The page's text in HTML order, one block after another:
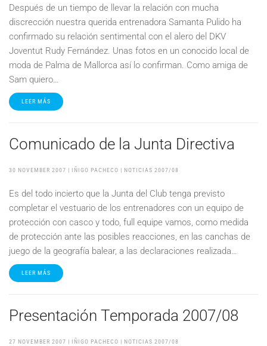
Después de un tiempo de llevar la relación con mucha
discrección nuestra querida entrenadora Samanta Pulido ha
confirmado su relación sentimental con el alero del DKV
Joventut Rudy Fernández. Unas fotos en un conocido local de
moda de Palma de Mallorca así lo confirman. Como amiga de
Sam quiero…
LEER MÁS
Comunicado de la Junta Directiva
30 NOVEMBER 2007 | IÑIGO PACHECO | NOTICIAS 2007/08
Es del todo incierto que la Junta del Club tenga previsto
completar el vestuario de los entrenadores con un equipo de
protección con casco y todo, full equipe vamos, como medida
de protección ante las posibles reacciones, en las canchas de
juego de la geografía balear, a las declaraciones realizada…
LEER MÁS
Presentación Temporada 2007/08
27 NOVEMBER 2007 | IÑIGO PACHECO | NOTICIAS 2007/08